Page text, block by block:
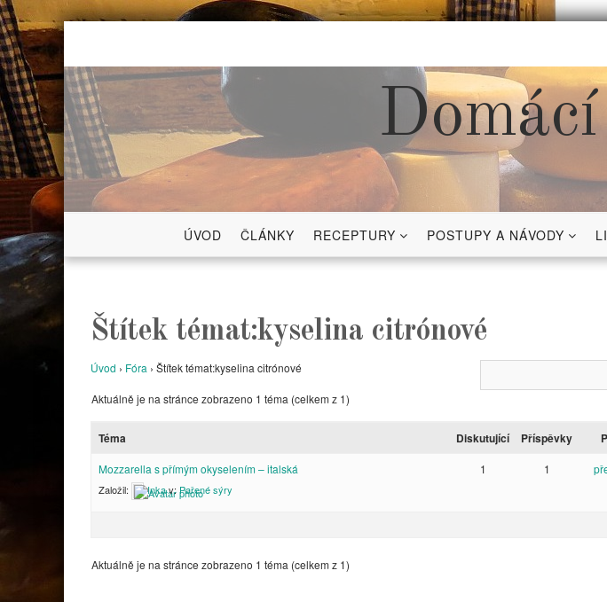
Skip
content
ÚVOD ČLÁNKY RECEPTURY POSTUPY A NÁVODY
Štítek témat:kyselina citrónové
Úvod › Fóra › Štítek témat:kyselina citrónové
Aktuálně je na stránce zobrazeno 1 téma (celkem z 1)
Téma Diskutující Příspěvky
Mozzarella s přímým okyselením – italská
Založil: Inkav:Pařené sýry
1 1
Aktuálně je na stránce zobrazeno 1 téma (celkem z 1)